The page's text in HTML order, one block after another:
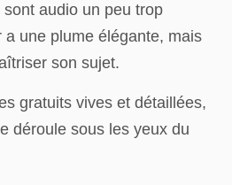
audio un peu trop
a une plume élégante, mais
son sujet.
gratuits vives et détaillées,
déroule sous les yeux du